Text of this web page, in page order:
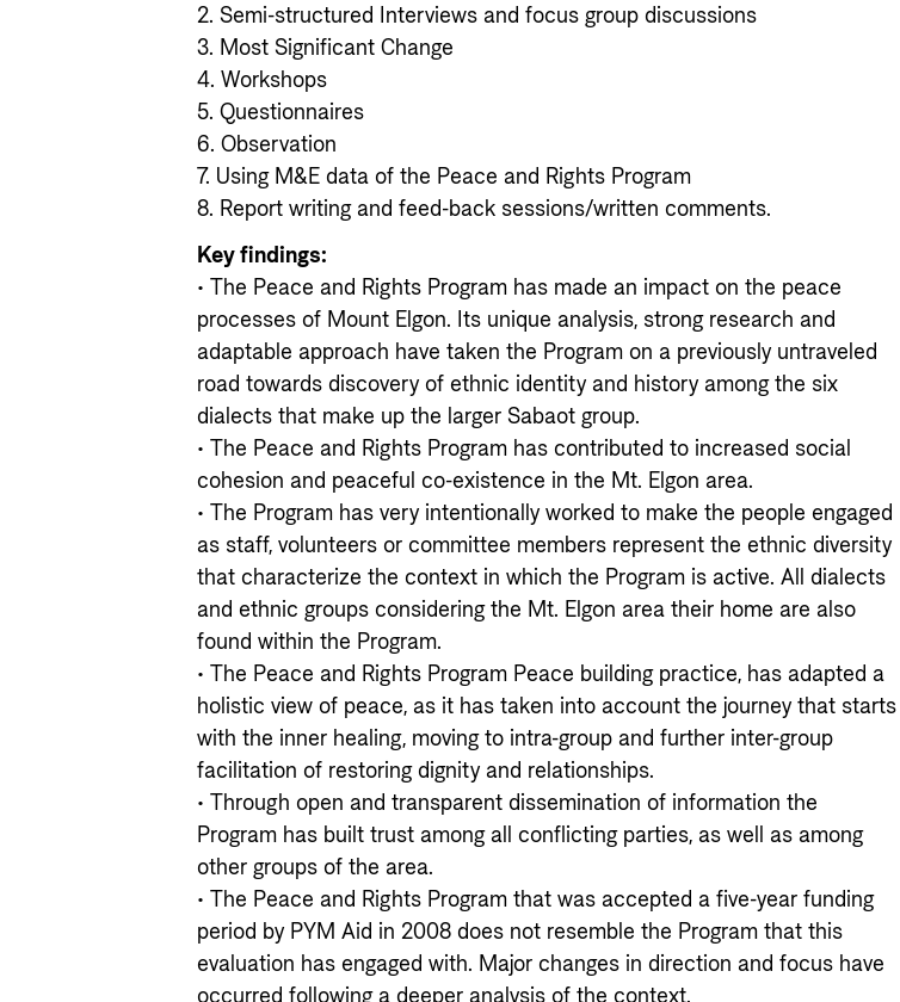
2. Semi-structured Interviews and focus group discussions
3. Most Significant Change
4. Workshops
5. Questionnaires
6. Observation
7. Using M&E data of the Peace and Rights Program
8. Report writing and feed-back sessions/written comments.
Key findings:
• The Peace and Rights Program has made an impact on the peace
processes of Mount Elgon. Its unique analysis, strong research and
adaptable approach have taken the Program on a previously untraveled
road towards discovery of ethnic identity and history among the six
dialects that make up the larger Sabaot group.
• The Peace and Rights Program has contributed to increased social
cohesion and peaceful co-existence in the Mt. Elgon area.
• The Program has very intentionally worked to make the people engaged
as staff, volunteers or committee members represent the ethnic diversity
that characterize the context in which the Program is active. All dialects
and ethnic groups considering the Mt. Elgon area their home are also
found within the Program.
• The Peace and Rights Program Peace building practice, has adapted a
holistic view of peace, as it has taken into account the journey that starts
with the inner healing, moving to intra-group and further inter-group
facilitation of restoring dignity and relationships.
• Through open and transparent dissemination of information the
Program has built trust among all conflicting parties, as well as among
other groups of the area.
• The Peace and Rights Program that was accepted a five-year funding
period by PYM Aid in 2008 does not resemble the Program that this
evaluation has engaged with. Major changes in direction and focus have